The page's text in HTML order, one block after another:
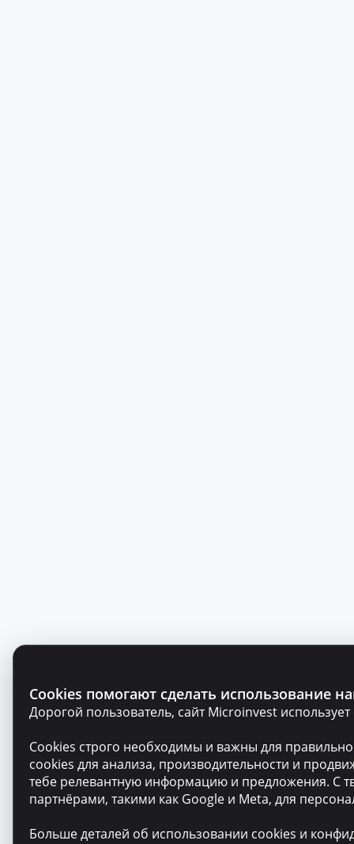
Cookies помогают сделать использование
Дорогой пользователь, сайт Microinvest
Cookies строго необходимы и важны для
cookies для анализа, производительности и
тебе релевантную информацию и предложения. С
партнёрами, такими как Google и Meta, для
Больше деталей об использовании cookies и